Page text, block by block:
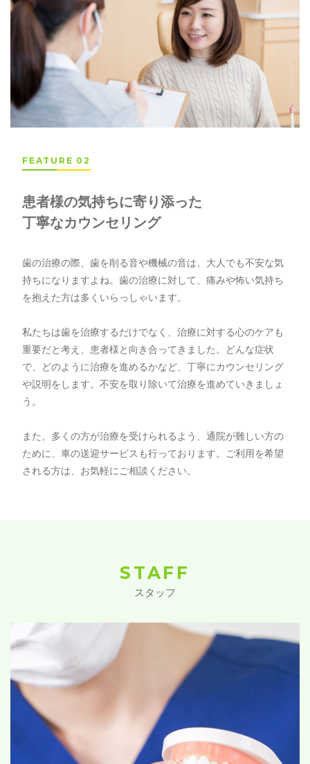
FEATURE 02
患者様の気持ちに寄り添った
丁寧なカウンセリング
歯の治療の際、歯を削る音や機械の音は、大人でも不安な気
持ちになりますよね。歯の治療に対して、痛みや怖い気持ち
を抱えた方は多くいらっしゃいます。
私たちは歯を治療するだけでなく、治療に対する心のケアも
重要だと考え、患者様と向き合ってきました。どんな症状
で、どのように治療を進めるかなど、丁寧にカウンセリング
や説明をします。不安を取り除いて治療を進めていきましょ
う。
また、多くの方が治療を受けられるよう、通院が難しい方の
ために、車の送迎サービスも行っております。ご利用を希望
される方は、お気軽にご相談ください。
STAFF
スタッフ